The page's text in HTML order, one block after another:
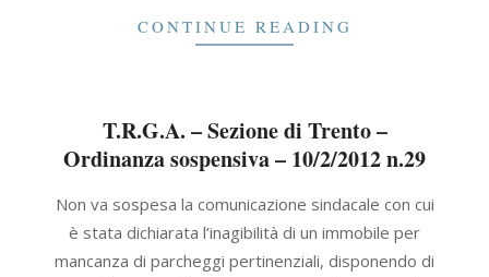
CONTINUE READING
T.R.G.A. – Sezione di Trento –
Ordinanza sospensiva – 10/2/2012 n.29
02-
Non va sospesa la comunicazione sindacale con cui
è stata dichiarata l’inagibilità di un immobile per
mancanza di parcheggi pertinenziali, disponendo di